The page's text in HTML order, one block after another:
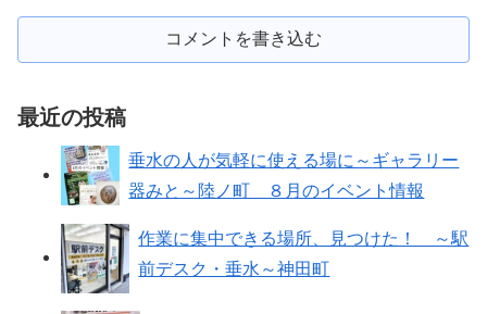
コメントを書き込む
最近の投稿
垂水の人が気軽に使える場に～ギャラリー
器みと～陸ノ町 ８月のイベント情報
作業に集中できる場所、見つけた！ ～駅
前デスク・垂水～神田町